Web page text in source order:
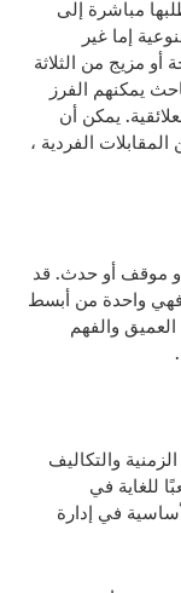
مباشرة إلى
إما غير
مزيج من الثلاثة
يمكنهم الفرز
يمكن أن
الفردية ،
موقف أو حدث. قد
فهي واحدة من أبسط
والفهم
والتكاليف
للغاية في
في إدارة